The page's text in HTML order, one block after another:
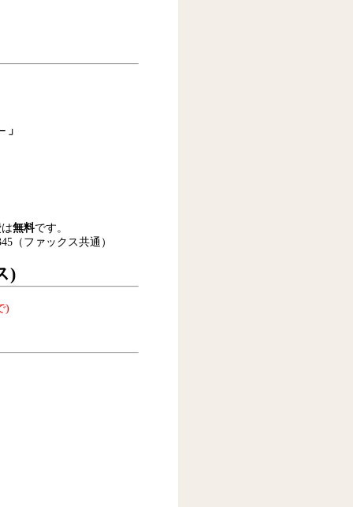
」
無料です。
（ファックス共通）
)
)